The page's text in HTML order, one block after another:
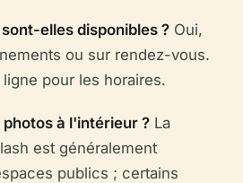
elles disponibles ? Oui,
ou sur rendez-vous.
pour les horaires.
à l'intérieur ? La
est généralement
publics ; certains